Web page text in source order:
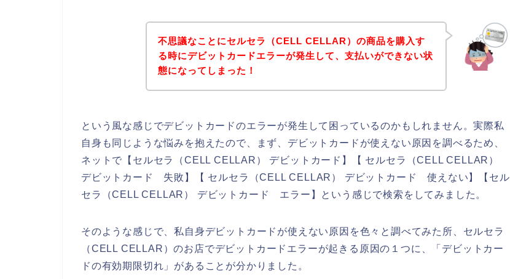
不思議なことにセルセラ（CELL CELLAR）の商品を購入す
る時にデビットカードエラーが発生して、支払いができない状
態になってしまった！
という風な感じでデビットカードのエラーが発生して困っているのかもしれません。実際私
自身も同じような悩みを抱えたので、まず、デビットカードが使えない原因を調べるため、
ネットで【セルセラ（CELL CELLAR） デビットカード】【 セルセラ（CELL CELLAR）
デビットカード 失敗】【 セルセラ（CELL CELLAR） デビットカード 使えない】【セル
セラ（CELL CELLAR） デビットカード エラー】という感じで検索をしてみました。
そのような感じで、私自身デビットカードが使えない原因を色々と調べてみた所、セルセラ
（CELL CELLAR）のお店でデビットカードエラーが起きる原因の１つに、「デビットカー
ドの有効期限切れ」があることが分かりました。